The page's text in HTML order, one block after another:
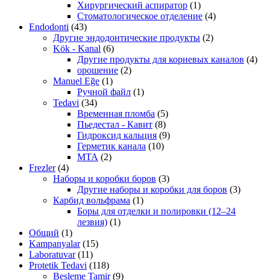
Хирургический аспиратор (1)
Стоматологическое отделение (4)
Endodonti (43)
Другие эндодонтические продукты (2)
Kök - Kanal (6)
Другие продукты для корневых каналов (4)
орошение (2)
Manuel Eğe (1)
Ручной файл (1)
Tedavi (34)
Временная пломба (5)
Пьедестал - Кавит (8)
Гидроксид кальция (9)
Герметик канала (10)
МТА (2)
Frezler (4)
Наборы и коробки боров (3)
Другие наборы и коробки для боров (3)
Карбид вольфрама (1)
Боры для отделки и полировки (12–24
лезвия) (1)
Общий (1)
Kampanyalar (15)
Laboratuvar (11)
Protetik Tedavi (118)
Besleme Tamir (9)